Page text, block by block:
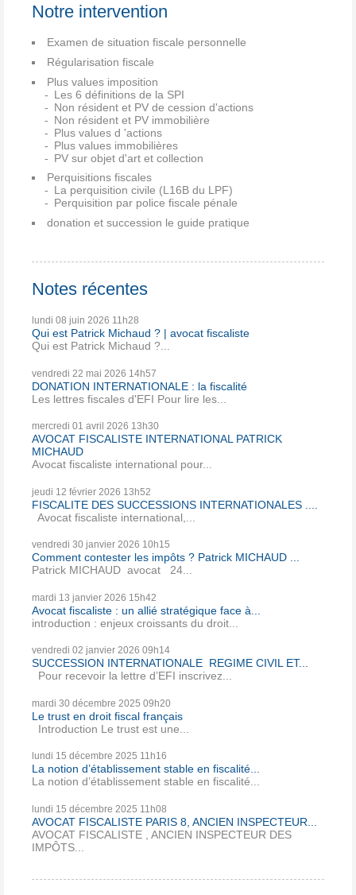
Notre intervention
Examen de situation fiscale personnelle
Régularisation fiscale
Plus values imposition
Les 6 définitions de la SPI
Non résident et PV de cession d'actions
Non résident et PV immobilière
Plus values d 'actions
Plus values immobilières
PV sur objet d'art et collection
Perquisitions fiscales
La perquisition civile (L16B du LPF)
Perquisition par police fiscale pénale
donation et succession le guide pratique
Notes récentes
lundi 08 juin 2026 11h28
Qui est Patrick Michaud ? | avocat fiscaliste
Qui est Patrick Michaud ?...
vendredi 22 mai 2026 14h57
DONATION INTERNATIONALE : la fiscalité
Les lettres fiscales d'EFI Pour lire les...
mercredi 01 avril 2026 13h30
AVOCAT FISCALISTE INTERNATIONAL PATRICK
MICHAUD
Avocat fiscaliste international pour...
jeudi 12 février 2026 13h52
FISCALITE DES SUCCESSIONS INTERNATIONALES ....
Avocat fiscaliste international,...
vendredi 30 janvier 2026 10h15
Comment contester les impôts ? Patrick MICHAUD ...
Patrick MICHAUD avocat 24...
mardi 13 janvier 2026 15h42
Avocat fiscaliste : un allié stratégique face à...
introduction : enjeux croissants du droit...
vendredi 02 janvier 2026 09h14
SUCCESSION INTERNATIONALE REGIME CIVIL ET...
Pour recevoir la lettre d’EFI inscrivez...
mardi 30 décembre 2025 09h20
Le trust en droit fiscal français
Introduction Le trust est une...
lundi 15 décembre 2025 11h16
La notion d’établissement stable en fiscalité...
La notion d’établissement stable en fiscalité...
lundi 15 décembre 2025 11h08
AVOCAT FISCALISTE PARIS 8, ANCIEN INSPECTEUR...
AVOCAT FISCALISTE , ANCIEN INSPECTEUR DES
IMPÔTS...